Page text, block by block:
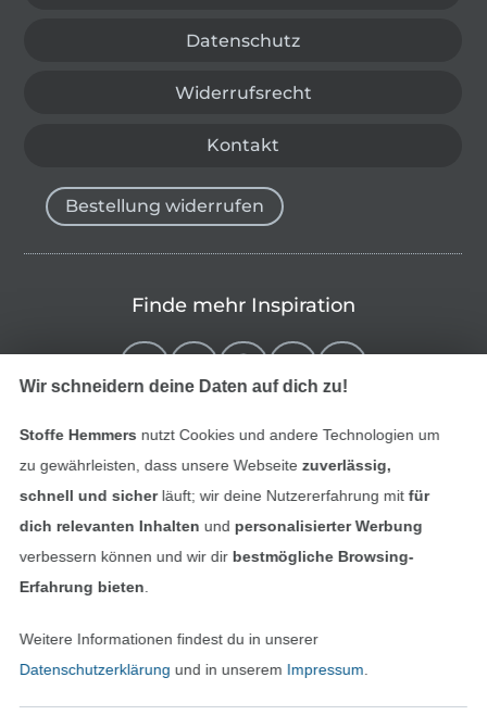
Datenschutz
Widerrufsrecht
Kontakt
Alle Preise inkl. der gesetzl. MwSt.
Bestellung widerrufen
Finde mehr Inspiration
Deutsch
Wir schneidern deine Daten auf dich zu!
Stoffe Hemmers nutzt Cookies und andere Technologien um
zu gewährleisten, dass unsere Webseite zuverlässig,
schnell und sicherläuft; wir deine Nutzererfahrung mitfür
dich relevanten Inhalten und personalisierter Werbung
verbessern können und wir dir bestmögliche Browsing-
Erfahrung bieten
Weitere Informationen findest du in unserer
Datenschutzerklärung und in unserem Impressum